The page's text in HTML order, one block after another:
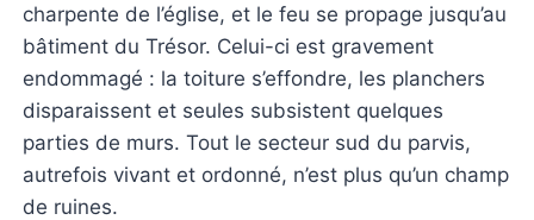
charpente de l’église, et le feu se propage jusqu’au
bâtiment du Trésor. Celui-ci est gravement
endommagé : la toiture s’effondre, les planchers
disparaissent et seules subsistent quelques
parties de murs. Tout le secteur sud du parvis,
autrefois vivant et ordonné, n’est plus qu’un champ
de ruines.